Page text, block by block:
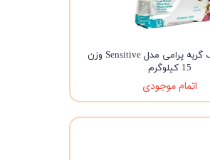
غذای خشک گربه پرامی مدل Sensitive وزن
15 کیلوگرم
اتمام موجودی